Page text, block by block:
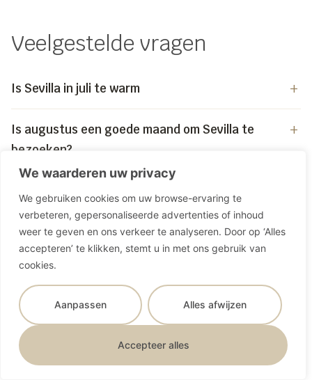
We waarderen uw privacy
We gebruiken cookies om uw browse-ervaring te
verbeteren, gepersonaliseerde advertenties of inhoud
weer te geven en ons verkeer te analyseren. Door op ‘Alles
accepteren’ te klikken, stemt u in met ons gebruik van
cookies.
Aanpassen Alles afwijzen
Accepteer alles
Veelgestelde vragen
Is Sevilla in juli te warm
Is augustus een goede maand om Sevilla te
bezoeken?
Wat trek je aan in Sevilla?
Zijn alle restaurants open?
Hoe laat kun je het beste op pad gaan?
Sevilla in de zomer is
verrassend leuk